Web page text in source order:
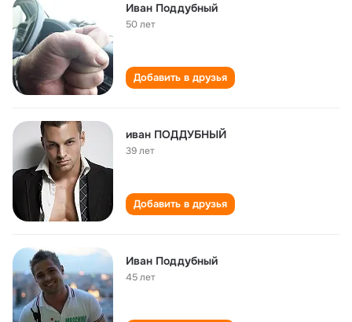
Иван Поддубный
50 лет
Добавить в друзья
иван ПОДДУБНЫЙ
39 лет
Добавить в друзья
Иван Поддубный
45 лет